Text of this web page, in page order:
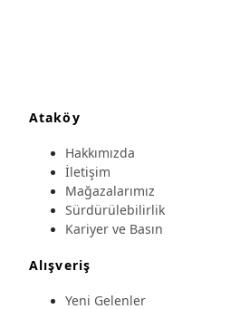
Ataköy
Hakkımızda
İletişim
Mağazalarımız
Sürdürülebilirlik
Kariyer ve Basın
Alışveriş
Yeni Gelenler